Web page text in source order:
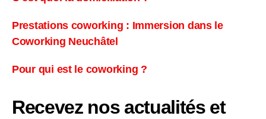
Prestations coworking : Immersion dans le
Coworking Neuchâtel
Pour qui est le coworking ?
Recevez nos actualités et